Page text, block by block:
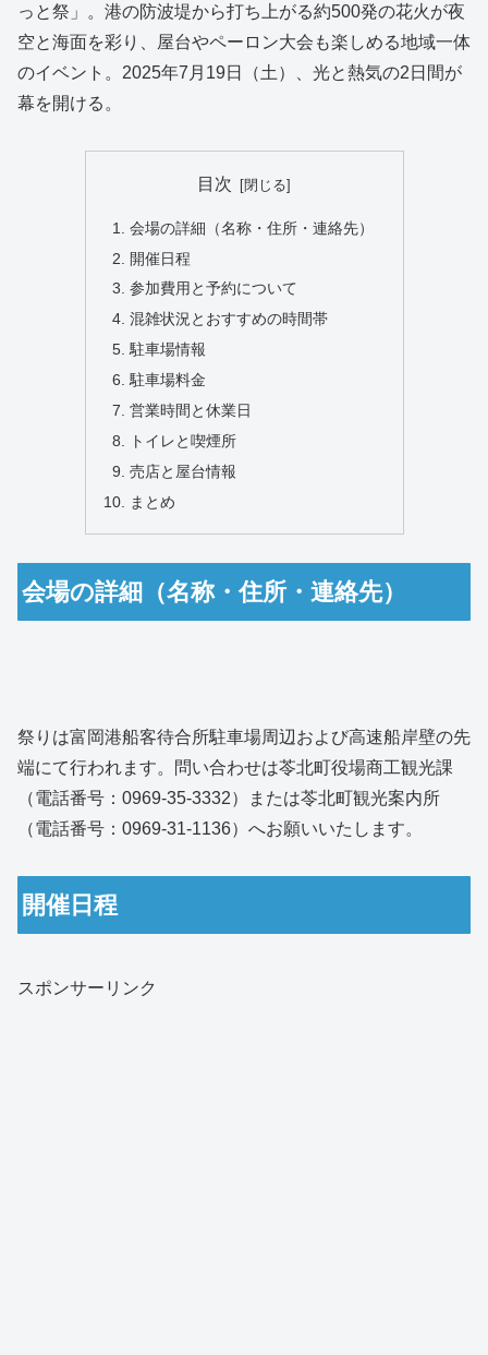
っと祭」。港の防波堤から打ち上がる約500発の花火が夜
空と海面を彩り、屋台やペーロン大会も楽しめる地域一体
のイベント。2025年7月19日（土）、光と熱気の2日間が
幕を開ける。
目次
会場の詳細（名称・住所・連絡先）
開催日程
参加費用と予約について
混雑状況とおすすめの時間帯
駐車場情報
駐車場料金
営業時間と休業日
トイレと喫煙所
売店と屋台情報
まとめ
会場の詳細（名称・住所・連絡先）
祭りは富岡港船客待合所駐車場周辺および高速船岸壁の先
端にて行われます。問い合わせは苓北町役場商工観光課
（電話番号：0969-35-3332）または苓北町観光案内所
（電話番号：0969-31-1136）へお願いいたします。
開催日程
スポンサーリンク